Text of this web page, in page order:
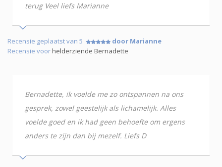
terug Veel liefs Marianne
Recensie geplaatst van 5
door Marianne
Recensie voorhelderziende Bernadette
Bernadette, ik voelde me zo ontspannen na ons
gesprek, zowel geestelijk als lichamelijk. Alles
voelde goed en ik had geen behoefte om ergens
anders te zijn dan bij mezelf. Liefs D